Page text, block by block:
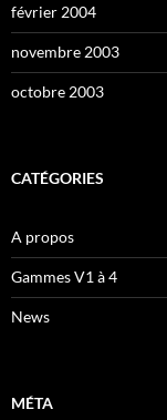
février 2004
novembre 2003
octobre 2003
CATÉGORIES
A propos
Gammes V1 à 4
News
MÉTA